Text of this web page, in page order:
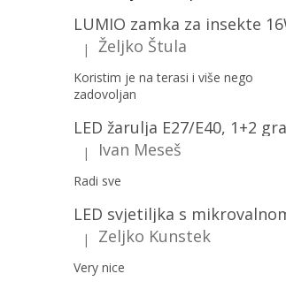
The product rating is 5 out of 5 stars.
| Željko Štula
Koristim je na terasi i više nego
zadovoljan
LED žarulja E27/E40, 1+2
The product rating is 5 out of 5 stars.
| Ivan Meseš
Radi sve
The product rating is 5 out of 5 stars.
| Zeljko Kunstek
Very nice